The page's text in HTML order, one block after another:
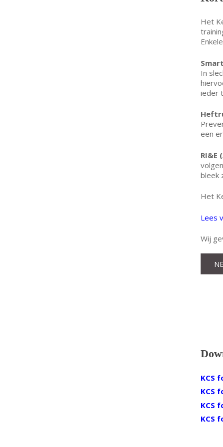
Het
In
ieder
een
RI&E
bleek
Het
Lees
Wij
KCS
KCS
KCS
KCS